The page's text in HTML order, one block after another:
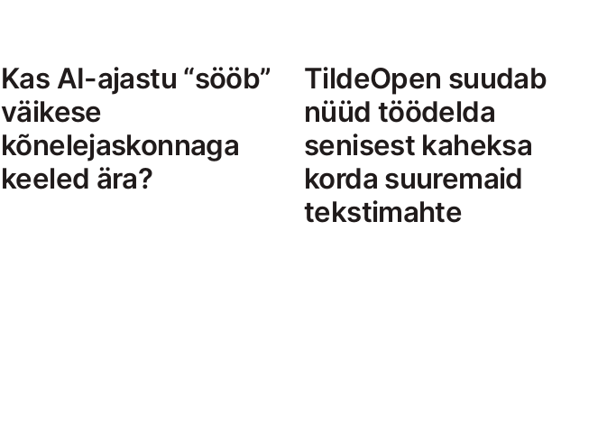
Kas AI-ajastu “sööb”
väikese
kõnelejaskonnaga
keeled ära?
TildeOpen suudab
nüüd töödelda
senisest kaheksa
korda suuremaid
tekstimahte